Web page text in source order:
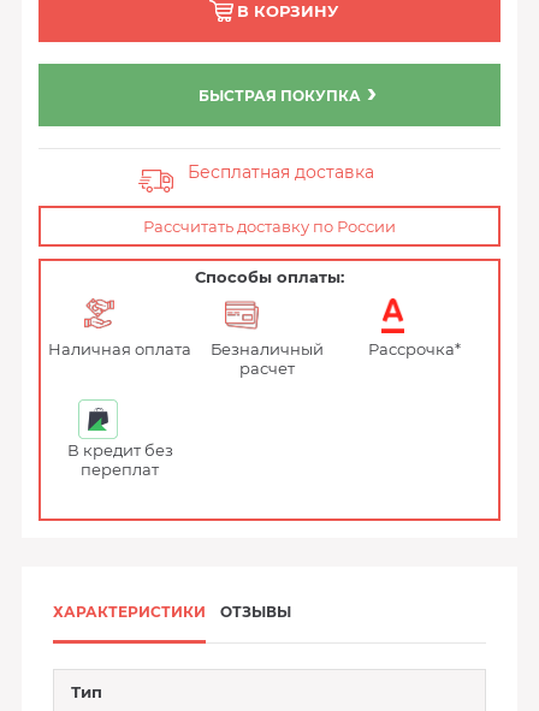
В КОРЗИНУ
БЫСТРАЯ ПОКУПКА
Бесплатная доставка
Рассчитать доставку по России
Способы оплаты:
Наличная оплата
Безналичный
расчет
Рассрочка*
В кредит без
переплат
ХАРАКТЕРИСТИКИ ОТЗЫВЫ
Тип